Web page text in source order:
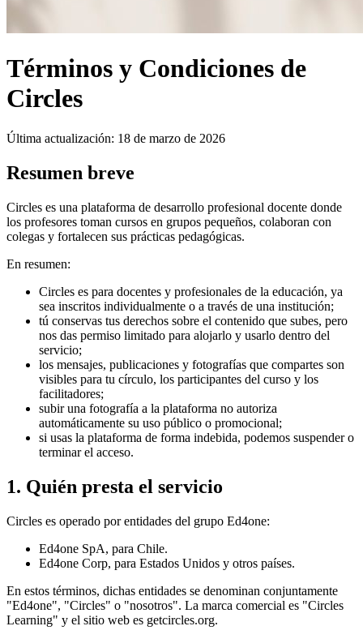
Términos y Condiciones de
Circles
Última actualización: 18 de marzo de 2026
Resumen breve
Circles es una plataforma de desarrollo profesional docente donde
los profesores toman cursos en grupos pequeños, colaboran con
colegas y fortalecen sus prácticas pedagógicas.
En resumen:
Circles es para docentes y profesionales de la educación, ya
sea inscritos individualmente o a través de una institución;
tú conservas tus derechos sobre el contenido que subes, pero
nos das permiso limitado para alojarlo y usarlo dentro del
servicio;
los mensajes, publicaciones y fotografías que compartes son
visibles para tu círculo, los participantes del curso y los
facilitadores;
subir una fotografía a la plataforma no autoriza
automáticamente su uso público o promocional;
si usas la plataforma de forma indebida, podemos suspender o
terminar el acceso.
1. Quién presta el servicio
Circles es operado por entidades del grupo Ed4one:
Ed4one SpA, para Chile.
Ed4one Corp, para Estados Unidos y otros países.
En estos términos, dichas entidades se denominan conjuntamente
"Ed4one", "Circles" o "nosotros". La marca comercial es "Circles
Learning" y el sitio web es getcircles.org.